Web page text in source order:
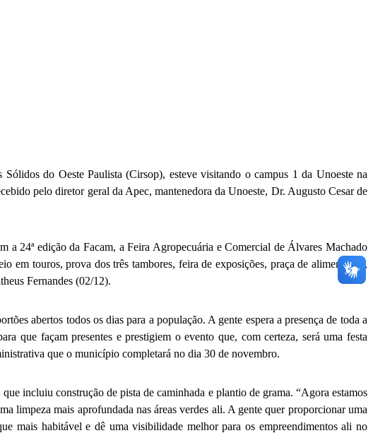
do Oeste Paulista (Cirsop), esteve visitando o campus 1 da Unoeste na
pelo diretor geral da Apec, mantenedora da Unoeste, Dr. Augusto Cesar de
24ª edição da Facam, a Feira Agropecuária e Comercial de Álvares Machado
em touros, prova dos três tambores, feira de exposições, praça de alimentação,
Fernandes (02/12).
abertos todos os dias para a população. A gente espera a presença de toda a
que façam presentes e prestigiem o evento que, com certeza, será uma festa
que o município completará no dia 30 de novembro.
incluiu construção de pista de caminhada e plantio de grama. “Agora estamos
limpeza mais aprofundada nas áreas verdes ali. A gente quer proporcionar uma
mais habitável e dê uma visibilidade melhor para os empreendimentos ali no